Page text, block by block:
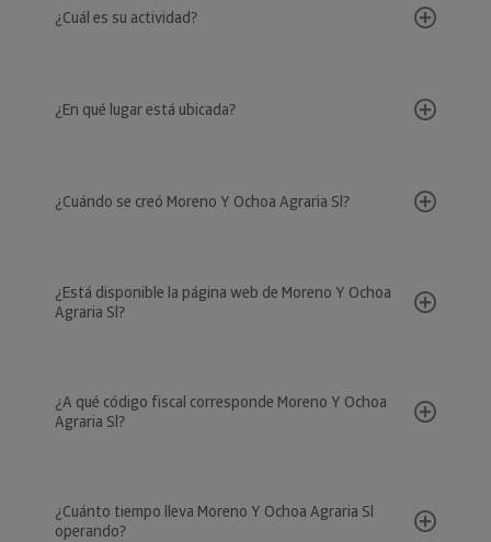
¿Cuál es su actividad?
¿En qué lugar está ubicada?
¿Cuándo se creó Moreno Y Ochoa Agraria Sl?
¿Está disponible la página web de Moreno Y Ochoa
Agraria Sl?
¿A qué código fiscal corresponde Moreno Y Ochoa
Agraria Sl?
¿Cuánto tiempo lleva Moreno Y Ochoa Agraria Sl
operando?